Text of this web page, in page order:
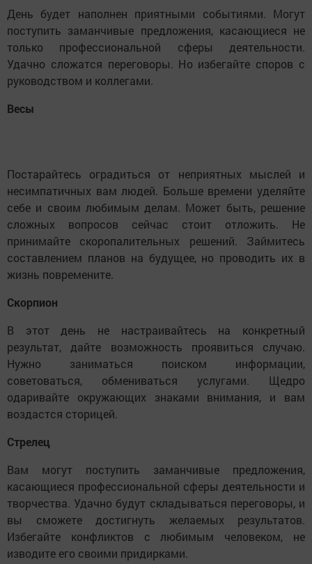
День будет наполнен приятными событиями. Могут
поступить заманчивые предложения, касающиеся не
только профессиональной сферы деятельности.
Удачно сложатся переговоры. Но избегайте споров с
руководством и коллегами.
Весы
Постарайтесь оградиться от неприятных мыслей и
несимпатичных вам людей. Больше времени уделяйте
себе и своим любимым делам. Может быть, решение
сложных вопросов сейчас стоит отложить. Не
принимайте скоропалительных решений. Займитесь
составлением планов на будущее, но проводить их в
жизнь повремените.
Скорпион
В этот день не настраивайтесь на конкретный
результат, дайте возможность проявиться случаю.
Нужно заниматься поиском информации,
советоваться, обмениваться услугами. Щедро
одаривайте окружающих знаками внимания, и вам
воздастся сторицей.
Стрелец
Вам могут поступить заманчивые предложения,
касающиеся профессиональной сферы деятельности и
творчества. Удачно будут складываться переговоры, и
вы сможете достигнуть желаемых результатов.
Избегайте конфликтов с любимым человеком, не
изводите его своими придирками.